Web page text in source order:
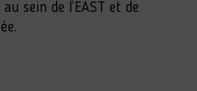
sein de l’EAST et de